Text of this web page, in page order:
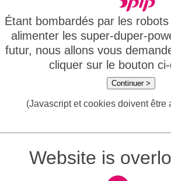
Étant bombardés par les
alimenter les super-duper-
futur, nous allons vous
cliquer sur le bouton
Continuer >
(Javascript et cookies doivent être
Website is